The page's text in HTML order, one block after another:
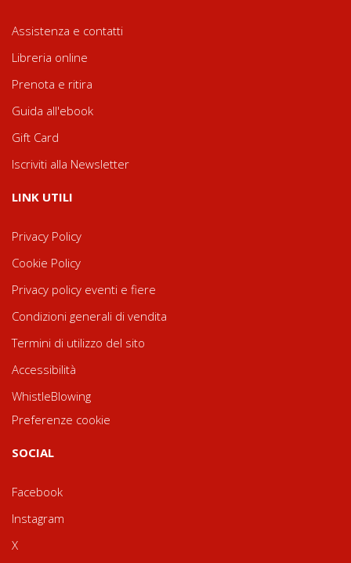
Assistenza e contatti
Libreria online
Prenota e ritira
Guida all'ebook
Gift Card
Iscriviti alla Newsletter
LINK UTILI
Privacy Policy
Cookie Policy
Privacy policy eventi e fiere
Condizioni generali di vendita
Termini di utilizzo del sito
Accessibilità
WhistleBlowing
Preferenze cookie
SOCIAL
Facebook
Instagram
X